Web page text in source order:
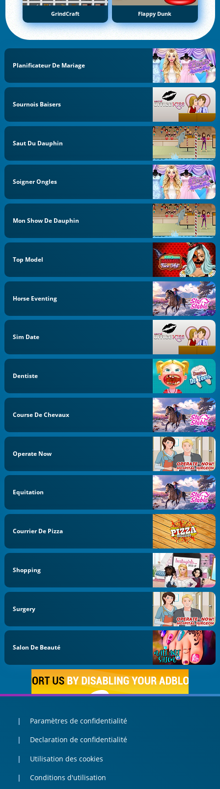
GrindCraft Flappy Dunk
Planificateur De Mariage
Sournois Baisers
Saut Du Dauphin
Soigner Ongles
Mon Show De Dauphin
Top Model
Horse Eventing
Sim Date
Dentiste
Course De Chevaux
Operate Now
Equitation
Courrier De Pizza
Shopping
Surgery
Salon De Beauté
Paramètres de confidentialité
Declaration de confidentialité
Utilisation des cookies
Conditions d'utilisation